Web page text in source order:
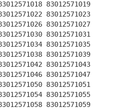
83012571019
83012571023
83012571027
83012571031
83012571035
83012571039
83012571043
83012571047
83012571051
83012571055
83012571059